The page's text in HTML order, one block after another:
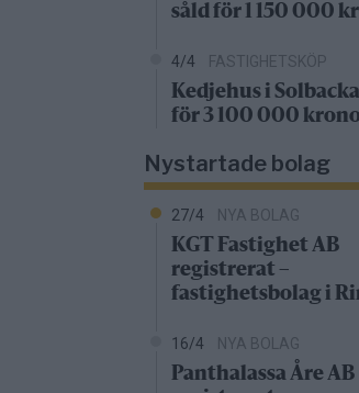
såld för 1 150 000
4/4 FASTIGHETSKÖP
Kedjehus i
för 3 100 000
Nystartade bolag
27/4 NYA BOLAG
KGT Fastighet AB
registrerat –
fastighetsbolag i
16/4 NYA BOLAG
Panthalassa Åre AB